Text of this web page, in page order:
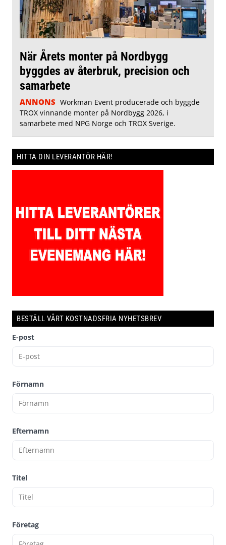
När Årets monter på Nordbygg
byggdes av återbruk, precision och
samarbete
ANNONS Workman Event producerade och byggde
TROX vinnande monter på Nordbygg 2026, i
samarbete med NPG Norge och TROX Sverige.
HITTA DIN LEVERANTÖR HÄR!
BESTÄLL VÅRT KOSTNADSFRIA NYHETSBREV
E-post
Förnamn
Efternamn
Titel
Företag